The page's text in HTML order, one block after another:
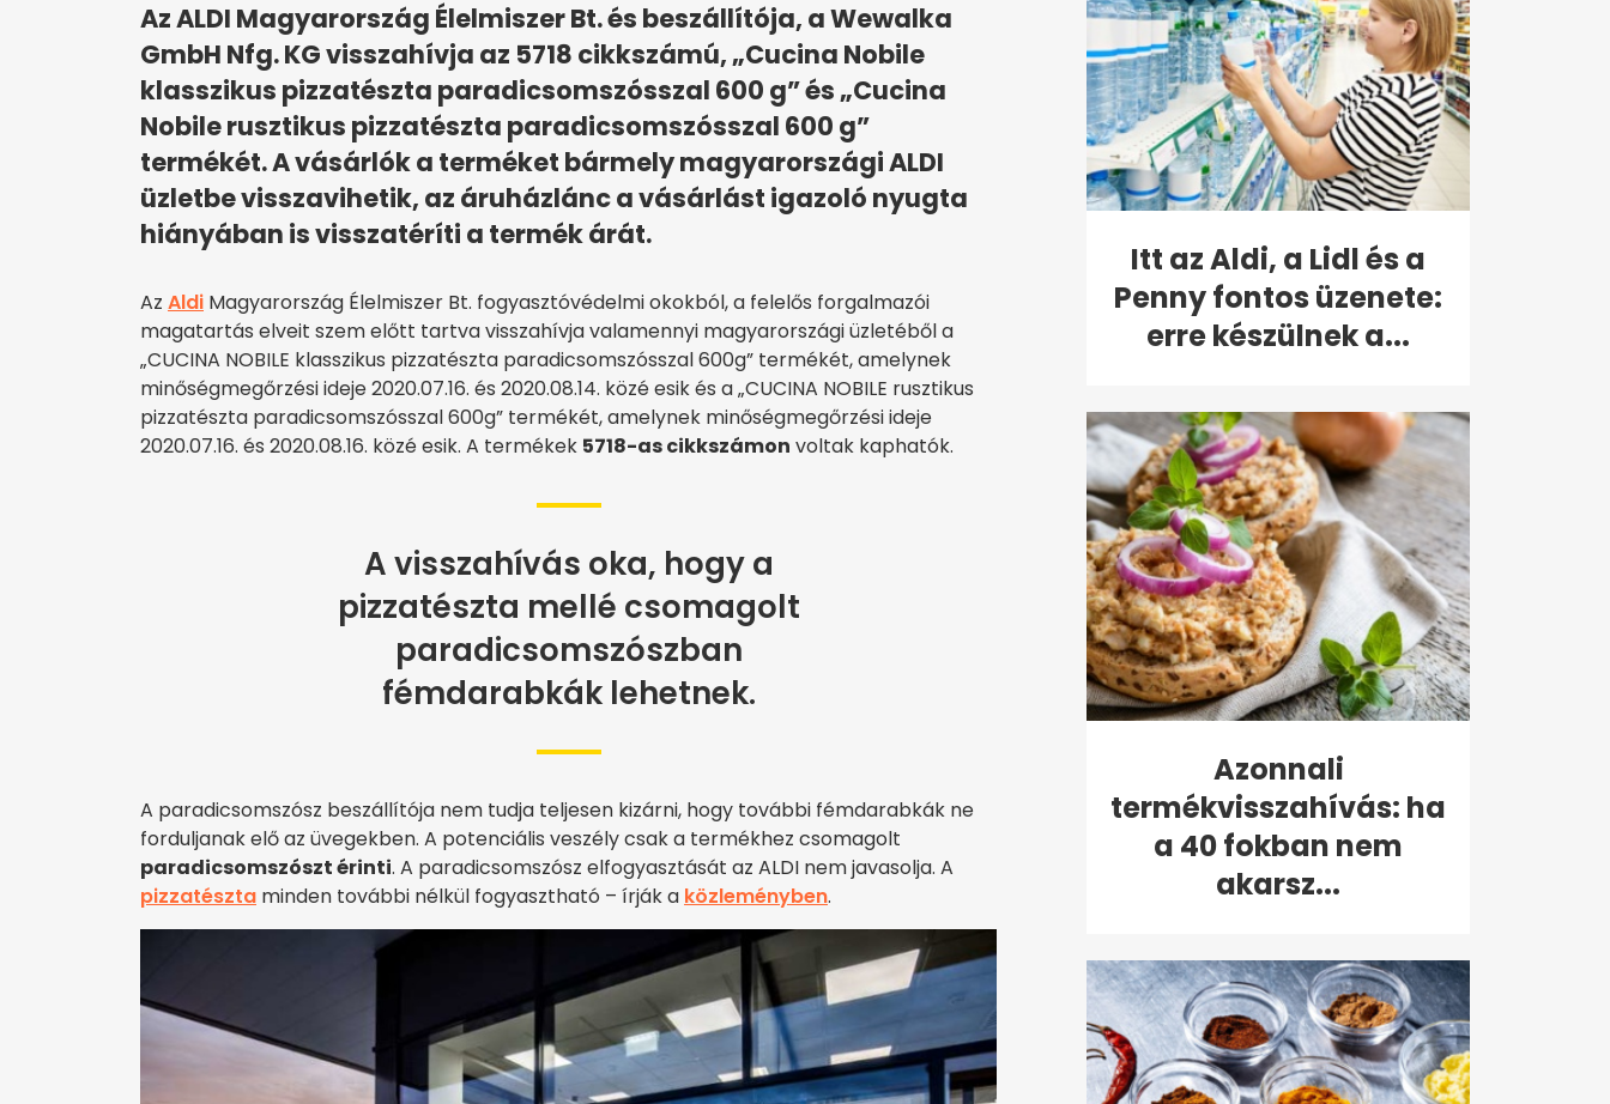
Az ALDI Magyarország Élelmiszer Bt. és beszállítója, a Wewalka
GmbH Nfg. KG visszahívja az 5718 cikkszámú, „Cucina Nobile
klasszikus pizzatészta paradicsomszósszal 600 g” és „Cucina
Nobile rusztikus pizzatészta paradicsomszósszal 600 g”
termékét. A vásárlók a terméket bármely magyarországi ALDI
üzletbe visszavihetik, az áruházlánc a vásárlást igazoló nyugta
hiányában is visszatéríti a termék árát.
Az Aldi Magyarország Élelmiszer Bt. fogyasztóvédelmi okokból, a felelős forgalmazói
magatartás elveit szem előtt tartva visszahívja valamennyi magyarországi üzletéből a
„CUCINA NOBILE klasszikus pizzatészta paradicsomszósszal 600g” termékét, amelynek
minőségmegőrzési ideje 2020.07.16. és 2020.08.14. közé esik és a „CUCINA NOBILE rusztikus
pizzatészta paradicsomszósszal 600g” termékét, amelynek minőségmegőrzési ideje
2020.07.16. és 2020.08.16. közé esik. A termékek 5718-as cikkszámon voltak kaphatók.
A visszahívás oka, hogy a
pizzatészta mellé csomagolt
paradicsomszószban
fémdarabkák lehetnek.
A paradicsomszósz beszállítója nem tudja teljesen kizárni, hogy további fémdarabkák ne
forduljanak elő az üvegekben. A potenciális veszély csak a termékhez csomagolt
paradicsomszószt érinti. A paradicsomszósz elfogyasztását az ALDI nem javasolja. A
pizzatészta minden további nélkül fogyasztható – írják a közleményben.
Itt az Aldi, a Lidl és a
Penny fontos üzenete:
erre készülnek a...
Azonnali
termékvisszahívás: ha
a 40 fokban nem
akarsz...